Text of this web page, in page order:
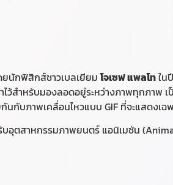
ยนักฟิสิกส์ชาวเบลเยียมโจเซฟ แพลโทใน
ไว้สำหรับมองลอดอยู่ระหว่างภาพทุกภาพ
กับภาพเคลื่อนไหวแบบ GIF ที่จะแสดงเฉ
อุตสาหกรรมภาพยนตร์ แอนิเมชัน